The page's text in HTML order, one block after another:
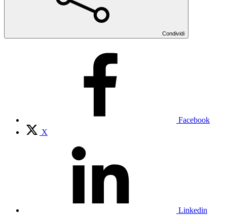
Condividi
Facebook
X
Linkedin